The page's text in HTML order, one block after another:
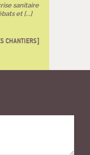
sanitaire
et [...]
CHANTIERS